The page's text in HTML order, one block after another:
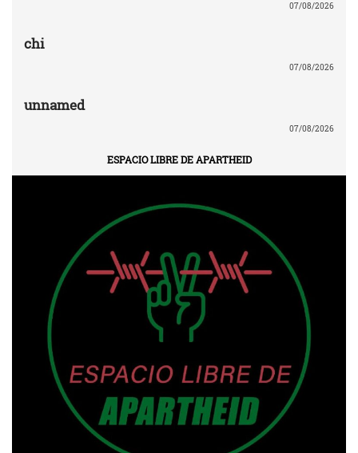
07/08/2026
chi
07/08/2026
unnamed
07/08/2026
ESPACIO LIBRE DE APARTHEID